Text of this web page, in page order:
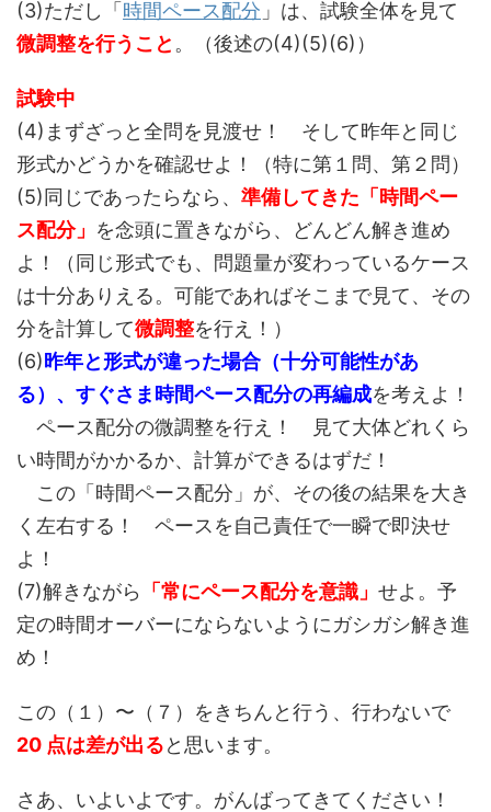
(3)ただし「 時間ペース配分 」は、試験全体を見て
微調整を行うこと 。（後述の(4)(5)(6)）
試験中
(4)まずざっと全問を見渡せ！ そして昨年と同じ
形式かどうかを確認せよ！（特に第１問、第２問）
(5)同じであったらなら、 準備してきた「時間ペー
ス配分」 を念頭に置きながら、どんどん解き進め
よ！（同じ形式でも、問題量が変わっているケース
は十分ありえる。可能であればそこまで見て、その
分を計算して微調整を行え！）
(6) 昨年と形式が違った場合（十分可能性があ
る）、すぐさま時間ペース配分の再編成を考えよ！
ペース配分の微調整を行え！ 見て大体どれくら
い時間がかかるか、計算ができるはずだ！
この「時間ペース配分」が、その後の結果を大き
く左右する！ ペースを自己責任で一瞬で即決せ
よ！
(7)解きながら
「常にペース配分を意識」 せよ。予
定の時間オーバーにならないようにガシガシ解き進
め！
この（１）〜（７）をきちんと行う、行わないで
20 点は差が出ると思います。
さあ、いよいよです。がんばってきてください！